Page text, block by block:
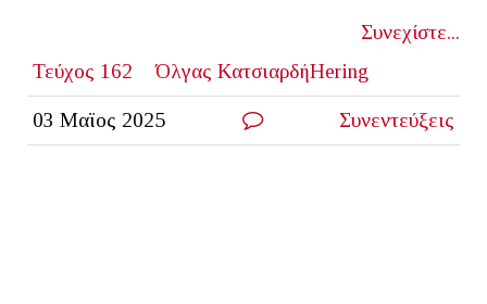
Συνεχίστε...
Τεύχος 162
Όλγας ΚατσιαρδήHering
03 Μαϊος 2025 Συνεντεύξεις